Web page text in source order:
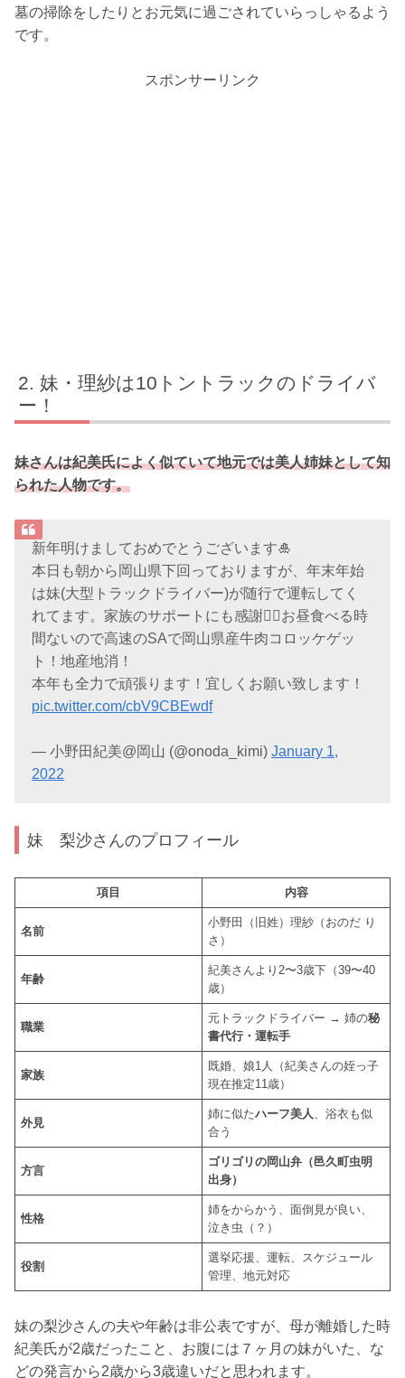
墓の掃除をしたりとお元気に過ごされていらっしゃるよう
です。
スポンサーリンク
妹・理紗は10トントラックのドライバ
ー！
妹さんは紀美氏によく似ていて地元では美人姉妹として知
られた人物です。
新年明けましておめでとうございます🎍
本日も朝から岡山県下回っておりますが、年末年始
は妹(大型トラックドライバー)が随行で運転してく
れてます。家族のサポートにも感謝🙇‍♂️お昼食べる時
間ないので高速のSAで岡山県産牛肉コロッケゲッ
ト！地産地消！
本年も全力で頑張ります！宜しくお願い致します！
pic.twitter.com/cbV9CBEwdf
— 小野田紀美@岡山 (@onoda_kimi)January 1,
2022
妹 梨沙さんのプロフィール
項目 内容
名前
小野田（旧姓）理紗（おのだ り
さ）
年齢
紀美さんより2〜3歳下（39〜40
歳）
職業
元トラックドライバー → 姉の秘
書代行・運転手
家族
既婚、娘1人（紀美さんの姪っ子
現在推定11歳）
外見
姉に似たハーフ美人、浴衣も似
合う
方言
ゴリゴリの岡山弁（邑久町虫明
出身）
性格
姉をからかう、面倒見が良い、
泣き虫（？）
役割
選挙応援、運転、スケジュール
管理、地元対応
妹の梨沙さんの夫や年齢は非公表ですが、母が離婚した時
紀美氏が2歳だったこと、お腹には７ヶ月の妹がいた、な
どの発言から2歳から3歳違いだと思われます。